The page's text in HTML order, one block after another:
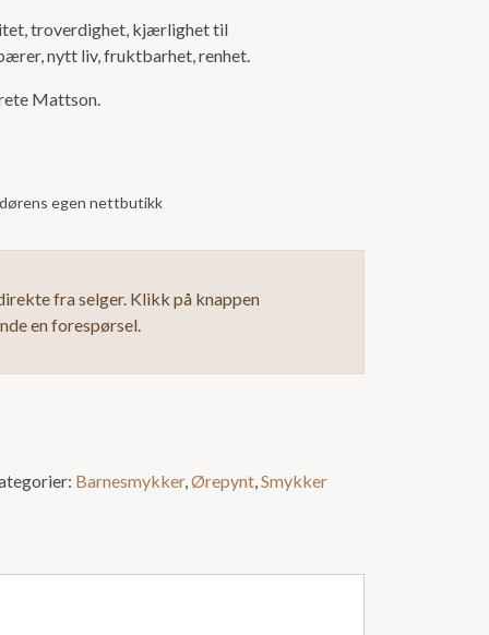
troverdighet, kjærlighet til
nytt liv, fruktbarhet, renhet.
Mattson.
egen nettbutikk
fra selger. Klikk på knappen
en forespørsel.
Barnesmykker,Ørepynt,Smykker